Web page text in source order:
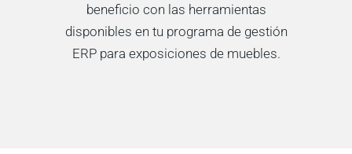
beneficio con las herramientas
disponibles en tu programa de gestión
ERP para exposiciones de muebles.